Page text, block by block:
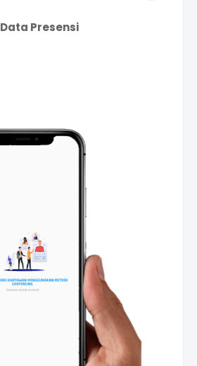
Data Presensi